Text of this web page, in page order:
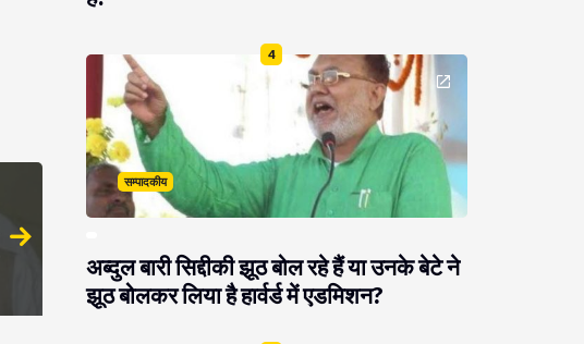
4
सम्पादकीय
अब्दुल बारी सिद्दीकी झूठ बोल रहे हैं या उनके बेटे ने
झूठ बोलकर लिया है हार्वर्ड में एडमिशन?